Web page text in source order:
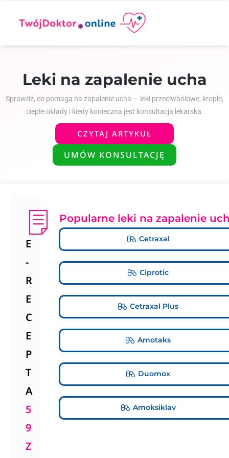
Leki na zapalenie ucha
Sprawdź, co pomaga na zapalenie ucha — leki przeciwbólowe, krople,
ciepłe okłady i kiedy konieczna jest konsultacja lekarska.
CZYTAJ ARTYKUŁ
UMÓW KONSULTACJĘ
E
-
R
E
C
E
P
T
A
5
9
Z
Popularne leki na zapalenie
Cetraxal
Ciprotic
Cetraxal Plus
Amotaks
Duomox
Amoksiklav